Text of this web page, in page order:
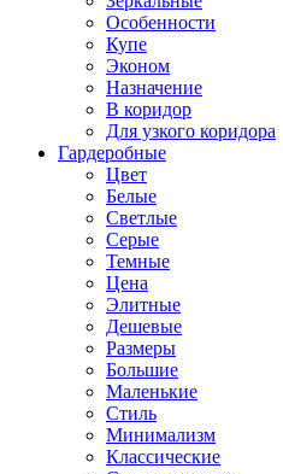
Особенности
Купе
Эконом
Назначение
В коридор
Для узкого коридора
Гардеробные
Цвет
Белые
Светлые
Серые
Темные
Цена
Элитные
Дешевые
Размеры
Большие
Маленькие
Стиль
Минимализм
Классические